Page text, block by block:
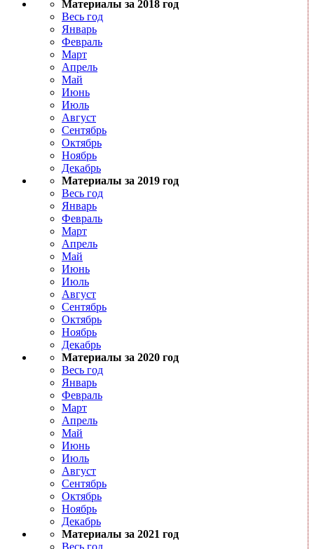
Материалы за 2018 год
Весь год
Январь
Февраль
Март
Апрель
Май
Июнь
Июль
Август
Сентябрь
Октябрь
Ноябрь
Декабрь
Материалы за 2019 год
Весь год
Январь
Февраль
Март
Апрель
Май
Июнь
Июль
Август
Сентябрь
Октябрь
Ноябрь
Декабрь
Материалы за 2020 год
Весь год
Январь
Февраль
Март
Апрель
Май
Июнь
Июль
Август
Сентябрь
Октябрь
Ноябрь
Декабрь
Материалы за 2021 год
Весь год